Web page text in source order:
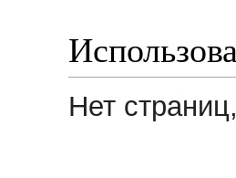
Нет